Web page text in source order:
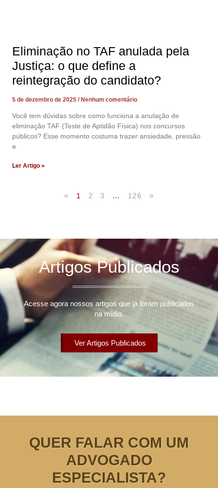
Eliminação no TAF anulada pela
Justiça: o que define a
reintegração do candidato?
5 de dezembro de 2025 Nenhum comentário
Você tem dúvidas sobre como funciona a anulação de
eliminação TAF (Teste de Aptidão Física) nos concursos
públicos? Esse momento costuma trazer ansiedade, pressão
e
Ler Artigo »
« 1 2 3 … 126 »
Artigos Publicados
Acesse agora nossos artigos que já foram publicados
na mídia.
Ver Artigos Publicados
QUER FALAR COM UM
ADVOGADO
ESPECIALISTA?